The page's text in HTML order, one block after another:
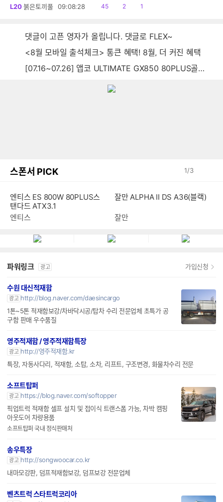
L20 붉은토끼풀 09:08:28
읽
45
공
2
댓1
댓글이 고픈 영자가 올립니다. 댓글로 FLEX~
<8월 모바일 출석체크> 통큰 혜택! 8월, 더 커진 혜택
[07.16~07.26] 앱코 ULTIMATE GX850 80PLUS골드 풀모듈러 ATX3.0 블랙
스폰서 PICK 1/3
엔티스 ES 800W 80PLUS스
탠다드 ATX3.1
엔티스
잘만 ALPHA II DS A36(블랙)
잘만
파워링크 광고 가입신청
수원 대신적재함
광고 http://blog.naver.com/daesincargo
1톤~5톤 적재함보강/차바닥시공/탑차 수리 전문업체 초특가 공
구함 판매 우수품질
영주적재함 / 영주적재함특장
광고 http://영주적재함.kr
특장, 자동사다리, 적재함, 소탑, 소차, 리프트, 구조변경, 화물차수리 전문
소프트탑퍼
광고 https://blog.naver.com/softopper
픽업트럭 적재함 셀프 설치 및 접이식 트랜스폼 가능, 차박 캠핑
아웃도어 차량용품
소프트탑퍼 국내 정식판매처
송우특장
광고 http://songwoocar.co.kr
내마모강판, 덤프적재함보강, 덤프보강 전문업체
벤츠트럭 스타트럭코리아